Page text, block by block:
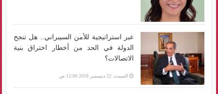
عبر استراتيجية للأمن السيبراني.. هل تنجح
الدولة في الحد من أخطار اختراق بنية
الاتصالات؟
السبت، 22 ديسمبر 2018 12:00 ص